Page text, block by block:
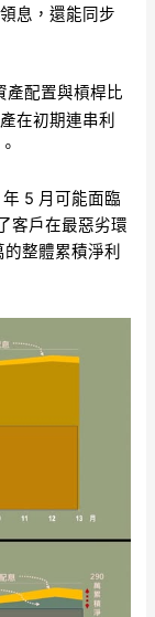
息，還能同步
產配置與槓桿比
在初期連串利
5 月可能面臨
客戶在最惡劣環
整體累積淨利